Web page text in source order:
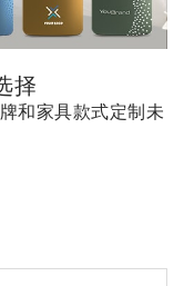
择
和家具款式定制未